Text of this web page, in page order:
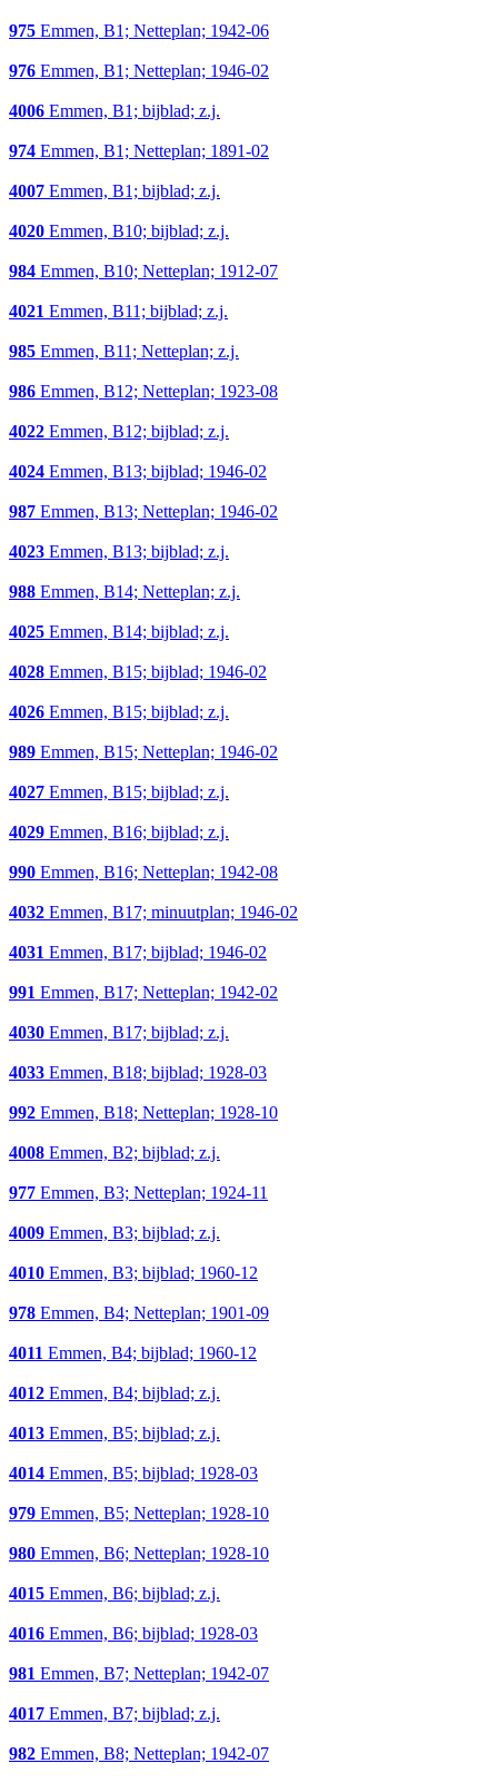
975 Emmen, B1; Netteplan; 1942-06
976 Emmen, B1; Netteplan; 1946-02
4006 Emmen, B1; bijblad; z.j.
974 Emmen, B1; Netteplan; 1891-02
4007 Emmen, B1; bijblad; z.j.
4020 Emmen, B10; bijblad; z.j.
984 Emmen, B10; Netteplan; 1912-07
4021 Emmen, B11; bijblad; z.j.
985 Emmen, B11; Netteplan; z.j.
986 Emmen, B12; Netteplan; 1923-08
4022 Emmen, B12; bijblad; z.j.
4024 Emmen, B13; bijblad; 1946-02
987 Emmen, B13; Netteplan; 1946-02
4023 Emmen, B13; bijblad; z.j.
988 Emmen, B14; Netteplan; z.j.
4025 Emmen, B14; bijblad; z.j.
4028 Emmen, B15; bijblad; 1946-02
4026 Emmen, B15; bijblad; z.j.
989 Emmen, B15; Netteplan; 1946-02
4027 Emmen, B15; bijblad; z.j.
4029 Emmen, B16; bijblad; z.j.
990 Emmen, B16; Netteplan; 1942-08
4032 Emmen, B17; minuutplan; 1946-02
4031 Emmen, B17; bijblad; 1946-02
991 Emmen, B17; Netteplan; 1942-02
4030 Emmen, B17; bijblad; z.j.
4033 Emmen, B18; bijblad; 1928-03
992 Emmen, B18; Netteplan; 1928-10
4008 Emmen, B2; bijblad; z.j.
977 Emmen, B3; Netteplan; 1924-11
4009 Emmen, B3; bijblad; z.j.
4010 Emmen, B3; bijblad; 1960-12
978 Emmen, B4; Netteplan; 1901-09
4011 Emmen, B4; bijblad; 1960-12
4012 Emmen, B4; bijblad; z.j.
4013 Emmen, B5; bijblad; z.j.
4014 Emmen, B5; bijblad; 1928-03
979 Emmen, B5; Netteplan; 1928-10
980 Emmen, B6; Netteplan; 1928-10
4015 Emmen, B6; bijblad; z.j.
4016 Emmen, B6; bijblad; 1928-03
981 Emmen, B7; Netteplan; 1942-07
4017 Emmen, B7; bijblad; z.j.
982 Emmen, B8; Netteplan; 1942-07